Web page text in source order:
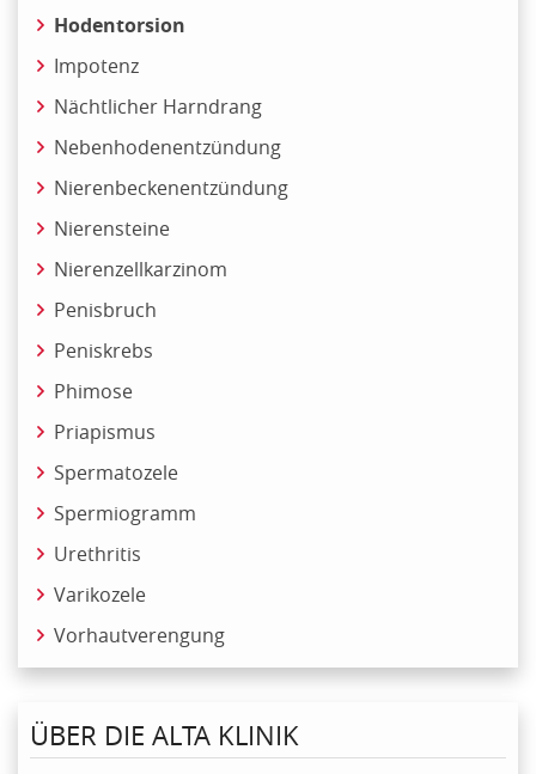
Hodentorsion
Impotenz
Nächtlicher Harndrang
Nebenhodenentzündung
Nierenbeckenentzündung
Nierensteine
Nierenzellkarzinom
Penisbruch
Peniskrebs
Phimose
Priapismus
Spermatozele
Spermiogramm
Urethritis
Varikozele
Vorhautverengung
ÜBER DIE ALTA KLINIK